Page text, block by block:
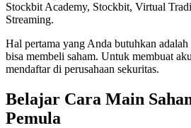
Stockbit Academy, Stockbit, Virtual
Streaming.
Hal pertama yang Anda butuhkan adalah
bisa membeli saham. Untuk membuat
mendaftar di perusahaan sekuritas.
Belajar Cara Main
Pemula